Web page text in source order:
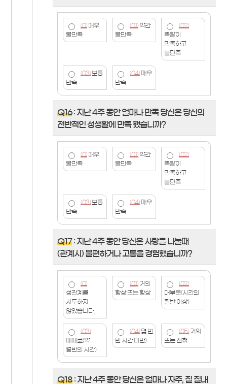
(0)매우
불만족
(01)약간
불만족
(02)
똑같이
만족하고
불만족
(03)보통
만족
(04)매우
만족
Q16: 지난 4주 동안 얼마나 만족 당신은 당신의
전반적인 성생활에 만족 했습니까?
(0)매우
불만족
(01)약간
불만족
(02)
똑같이
만족하고
불만족
(03)보통
만족
(04)매우
만족
Q17: 지난 4주 동안 당신은 사랑을 나눌때
(관계시) 불편하거나 고통을 경험했습니까?
(0)
성관계를
시도하지
않았습니다.
(01)거의
항상 또는 항상
(02)
대부분(시간의
절반 이상)
(03)
때때로(약
겉반의 시간)
(04)몇 번
반 시간 미만)
(05)거의
또는 전혀
Q18: 지난 4주 동안 당신은 얼마나 자주, 질 질내